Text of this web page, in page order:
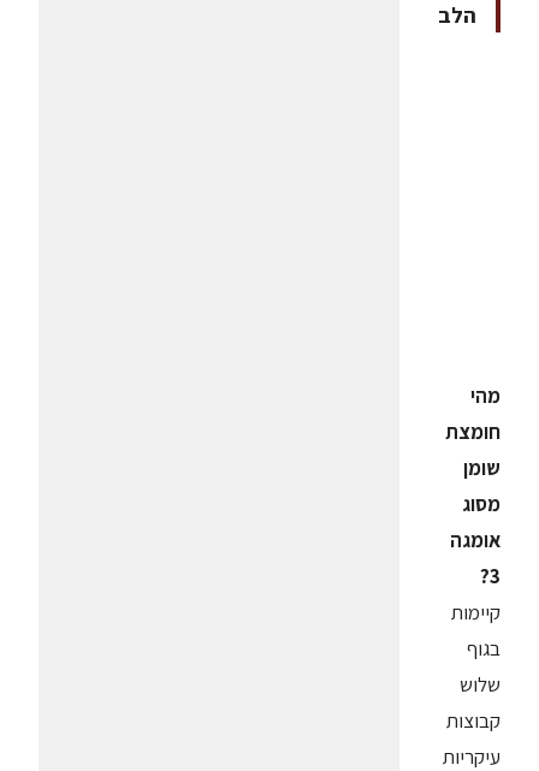
הלב
מהי
חומצת
שומן
מסוג
אומגה
3?
קיימות
בגוף
שלוש
קבוצות
עיקריות